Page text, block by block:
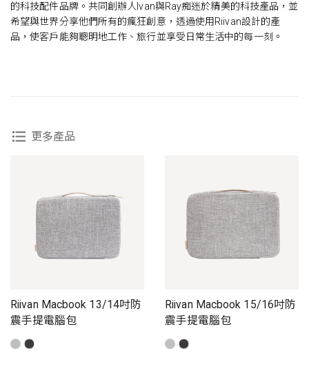
的科技配件品牌。共同創辦人Ivan與Ray痴迷於精美的科技產品，並
希望與世界分享他們所有的瘋狂創意，透過使用Riivan設計的產
品，使客戶能夠聰明地工作、旅行並享受日常生活中的每一刻。
更多產品
Riivan Macbook 13/14吋防
震手提電腦包
Riivan Macbook 15/16吋防
震手提電腦包